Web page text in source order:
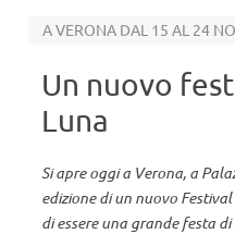
A VERONA DAL 15 AL 24
Un nuovo
Luna
Si apre oggi a Verona, a
edizione di un nuovo
di essere una grande festa